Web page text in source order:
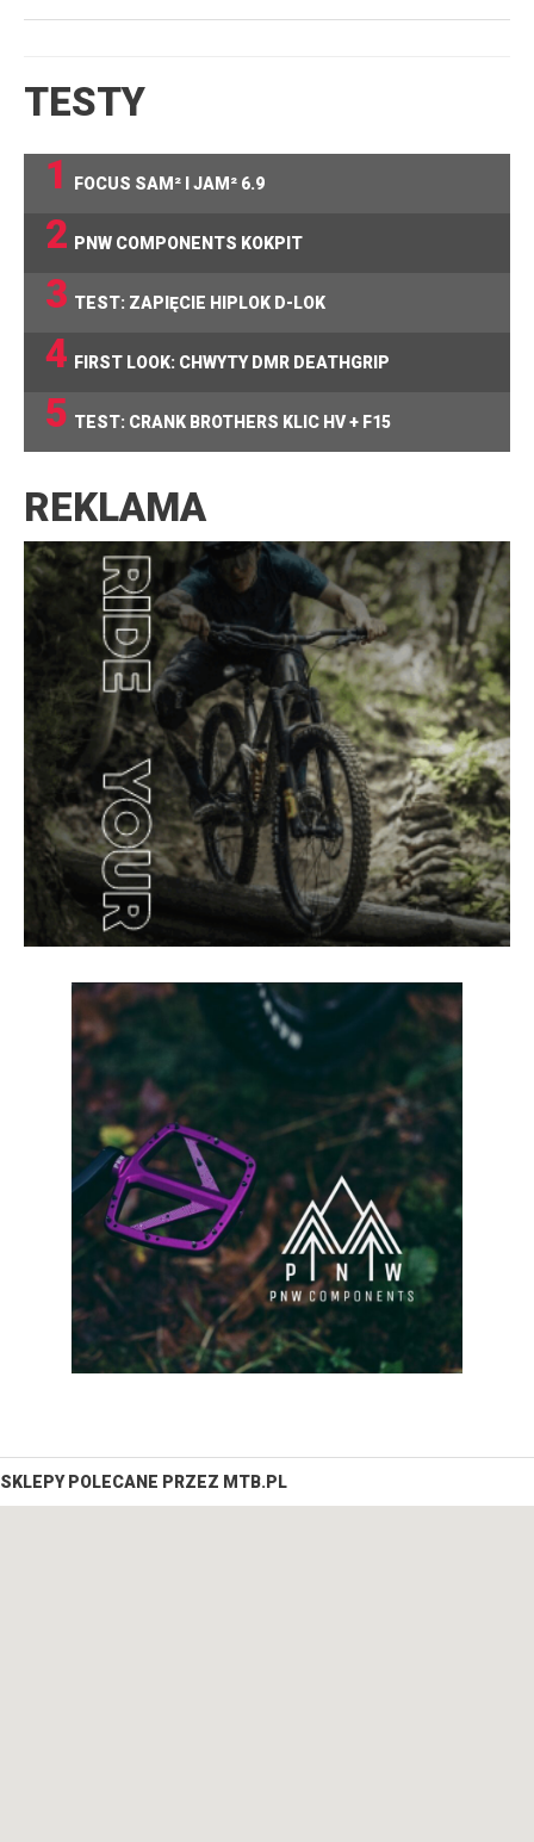
TESTY
1
FOCUS SAM² I JAM² 6.9
2 PNW COMPONENTS KOKPIT
3 TEST: ZAPIĘCIE HIPLOK D-LOK
4 FIRST LOOK: CHWYTY DMR DEATHGRIP
5 TEST: CRANK BROTHERS KLIC HV + F15
REKLAMA
SKLEPY POLECANE PRZEZ MTB.PL